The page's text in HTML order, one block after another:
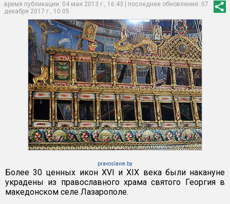
время публикации: 04 мая 2013 г., 16:43 | последнее обновление: 07
декабря 2017 г., 10:05
pravoslavie.by
Более 30 ценных икон XVI и XIX века были накануне
украдены из православного храма святого Георгия в
македонском селе Лазарополе.